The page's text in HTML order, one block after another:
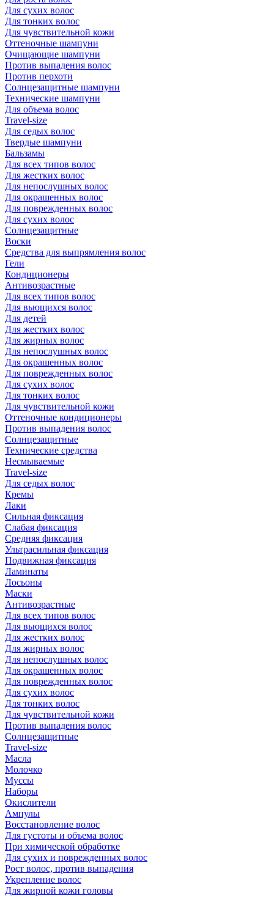
Для сухих волос
Для тонких волос
Для чувствительной кожи
Оттеночные шампуни
Очищающие шампуни
Против выпадения волос
Против перхоти
Солнцезащитные шампуни
Технические шампуни
Для объема волос
Travel-size
Для седых волос
Твердые шампуни
Бальзамы
Для всех типов волос
Для жестких волос
Для непослушных волос
Для окрашенных волос
Для поврежденных волос
Для сухих волос
Солнцезащитные
Воски
Средства для выпрямления волос
Гели
Кондиционеры
Антивозрастные
Для всех типов волос
Для вьющихся волос
Для детей
Для жестких волос
Для жирных волос
Для непослушных волос
Для окрашенных волос
Для поврежденных волос
Для сухих волос
Для тонких волос
Для чувствительной кожи
Оттеночные кондиционеры
Против выпадения волос
Солнцезащитные
Технические средства
Несмываемые
Travel-size
Для седых волос
Кремы
Лаки
Сильная фиксация
Слабая фиксация
Средняя фиксация
Ультрасильная фиксация
Подвижная фиксация
Ламинаты
Лосьоны
Маски
Антивозрастные
Для всех типов волос
Для вьющихся волос
Для жестких волос
Для жирных волос
Для непослушных волос
Для окрашенных волос
Для поврежденных волос
Для сухих волос
Для тонких волос
Для чувствительной кожи
Против выпадения волос
Солнцезащитные
Travel-size
Масла
Молочко
Муссы
Наборы
Окислители
Ампулы
Восстановление волос
Для густоты и объема волос
При химической обработке
Для сухих и поврежденных волос
Рост волос, против выпадения
Укрепление волос
Для жирной кожи головы